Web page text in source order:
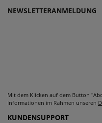
NEWSLETTERANMELDUNG
Mit dem Klicken auf dem Button
Informationen im Rahmen unseren
KUNDENSUPPORT